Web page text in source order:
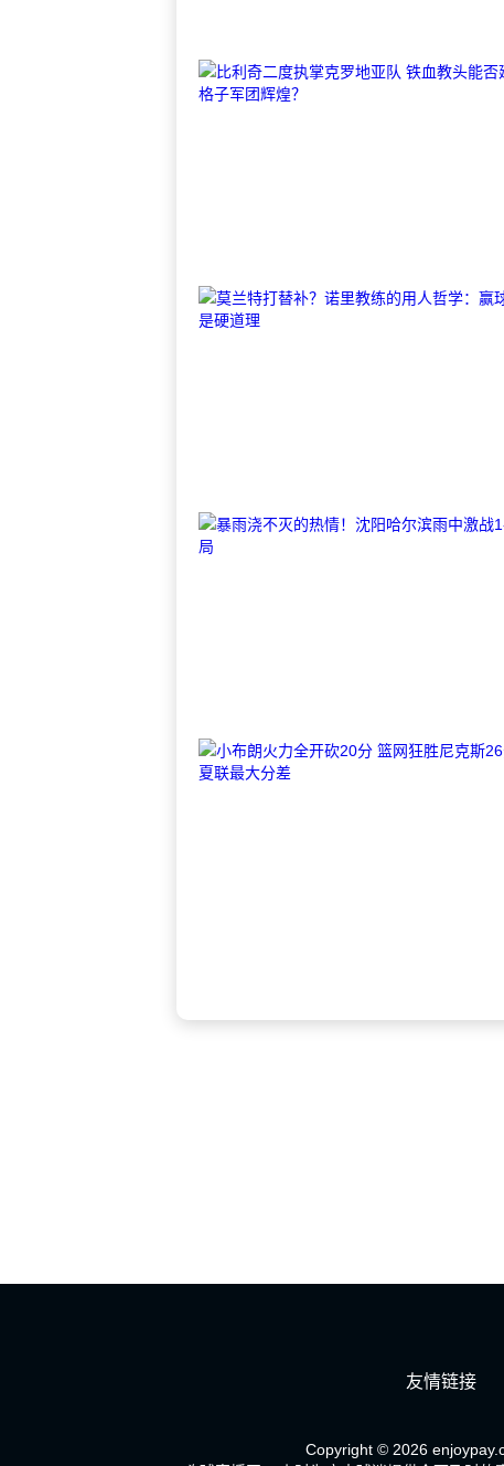
友情链接
Copyright © 2026